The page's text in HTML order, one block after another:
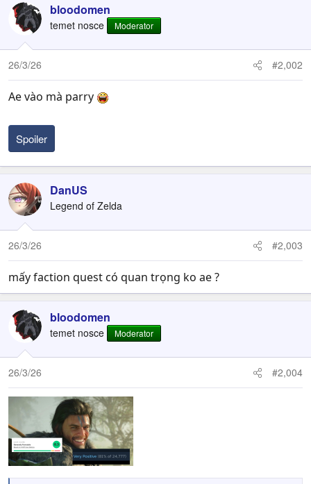
c
t
o
n
bloodomen
temet nosce Moderator
26/3/26 #2,002
Ae vào mà parry
Spoiler
DanUS
Legend of Zelda
26/3/26 #2,003
mấy faction quest có quan trọng ko ae ?
bloodomen
temet nosce Moderator
26/3/26 #2,004